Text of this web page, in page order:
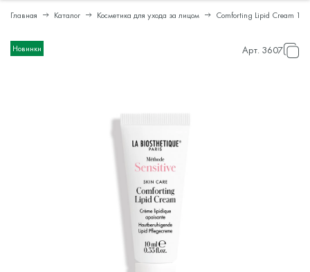
Главная Каталог Косметика для ухода за лицом Comforting Lipid Cream 10
Новинки Арт. 3607